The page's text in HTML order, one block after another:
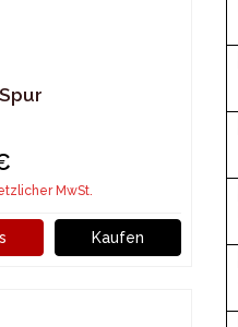
MwSt.
Kaufen